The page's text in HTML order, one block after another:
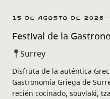
15 de agosto de 2026
Festival de la
Surrey
Disfruta de la auténtica
Gastronomía Griega de
recién cocinado, souvlaki,